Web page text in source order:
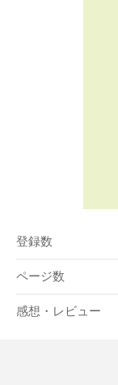
登録数
ページ数
感想・レビュー